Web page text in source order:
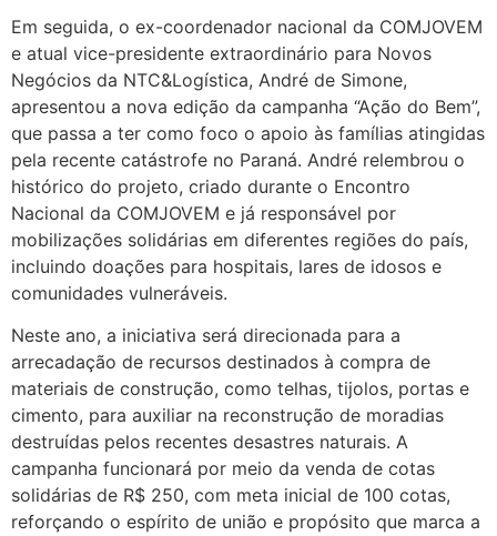
Em seguida, o ex-coordenador nacional da COMJOVEM
e atual vice-presidente extraordinário para Novos
Negócios da NTC&Logística, André de Simone,
apresentou a nova edição da campanha “Ação do Bem”,
que passa a ter como foco o apoio às famílias atingidas
pela recente catástrofe no Paraná. André relembrou o
histórico do projeto, criado durante o Encontro
Nacional da COMJOVEM e já responsável por
mobilizações solidárias em diferentes regiões do país,
incluindo doações para hospitais, lares de idosos e
comunidades vulneráveis.
Neste ano, a iniciativa será direcionada para a
arrecadação de recursos destinados à compra de
materiais de construção, como telhas, tijolos, portas e
cimento, para auxiliar na reconstrução de moradias
destruídas pelos recentes desastres naturais. A
campanha funcionará por meio da venda de cotas
solidárias de R$ 250, com meta inicial de 100 cotas,
reforçando o espírito de união e propósito que marca a